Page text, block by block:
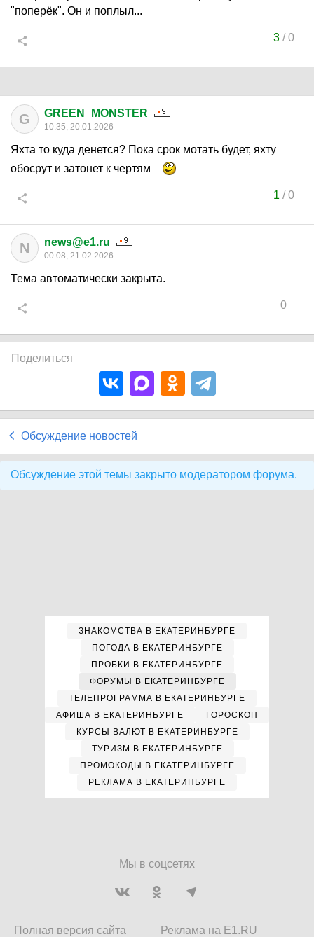
"поперёк". Он и поплыл...
3/0
G GREEN_MONSTER
10:35, 20.01.2026
Яхта то куда денется? Пока срок мотать будет, яхту
обосрут и затонет к чертям
1 /0
N news@e1.ru
00:08, 21.02.2026
Тема автоматически закрыта.
0
Поделиться
Обсуждение новостей
Обсуждение этой темы закрыто модератором форума.
ЗНАКОМСТВА В ЕКАТЕРИНБУРГЕ
ПОГОДА В ЕКАТЕРИНБУРГЕ
ПРОБКИ В ЕКАТЕРИНБУРГЕ
ФОРУМЫ В ЕКАТЕРИНБУРГЕ
ТЕЛЕПРОГРАММА В ЕКАТЕРИНБУРГЕ
АФИША В ЕКАТЕРИНБУРГЕ
ГОРОСКОП
КУРСЫ ВАЛЮТ В ЕКАТЕРИНБУРГЕ
ТУРИЗМ В ЕКАТЕРИНБУРГЕ
ПРОМОКОДЫ В ЕКАТЕРИНБУРГЕ
РЕКЛАМА В ЕКАТЕРИНБУРГЕ
Мы в соцсетях
Полная версия сайта
Реклама на E1.RU